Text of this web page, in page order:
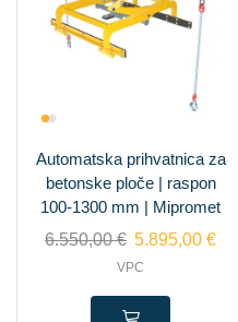
Automatska prihvatnica za
betonske ploče | raspon
100-1300 mm | Mipromet
6.550,00€ 5.895,00€
VPC